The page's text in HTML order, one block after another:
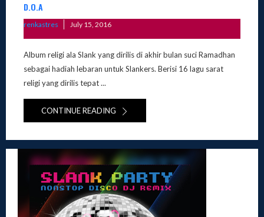
D.O.A
renkastres
Posted
July 15, 2016
Album religi ala Slank yang dirilis di akhir bulan suci Ramadhan
sebagai hadiah lebaran untuk Slankers. Berisi 16 lagu sarat
religi yang dirilis tepat ...
CONTINUE READING